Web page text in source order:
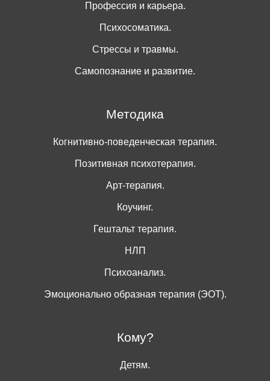
Профессия и карьера.
Психосоматика.
Стрессы и травмы.
Самопознание и развитие.
Методика
Когнитивно-поведенческая терапия.
Позитивная психотерапия.
Арт-терапия.
Коучинг.
Гештальт терапия.
НЛП
Психоанализ.
Эмоционально образная терапия (ЭОТ).
Кому?
Детям.